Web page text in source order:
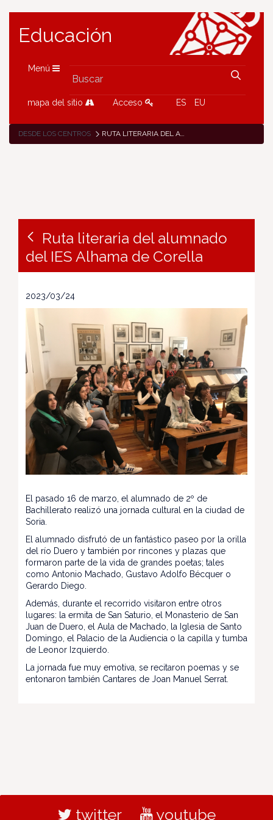
Educación
Menú
mapa del sitio Acceso ES EU
DESDE LOS CENTROS RUTA LITERARIA DEL ALUMNADO DEL IES ALHAMA DE CORELLA
Ruta literaria del alumnado
del IES Alhama de Corella
2023/03/24
El pasado 16 de marzo, el alumnado de 2º de
Bachillerato realizó una jornada cultural en la ciudad de
Soria.
El alumnado disfrutó de un fantástico paseo por la orilla
del río Duero y también por rincones y plazas que
formaron parte de la vida de grandes poetas; tales
como Antonio Machado, Gustavo Adolfo Bécquer o
Gerardo Diego.
Además, durante el recorrido visitaron entre otros
lugares: la ermita de San Saturio, el Monasterio de San
Juan de Duero, el Aula de Machado, la Iglesia de Santo
Domingo, el Palacio de la Audiencia o la capilla y tumba
de Leonor Izquierdo.
La jornada fue muy emotiva, se recitaron poemas y se
entonaron también Cantares de Joan Manuel Serrat.
twitter youtube